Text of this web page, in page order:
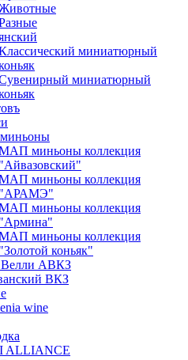
миниатюрный
миниатюрный
миньоны коллекция
"Айвазовский"
миньоны коллекция
"АРАМЭ"
миньоны коллекция
"Армина"
миньоны коллекция
"Золотой коньяк"
Велли АВКЗ
ВКЗ
wine
ALLIANCE